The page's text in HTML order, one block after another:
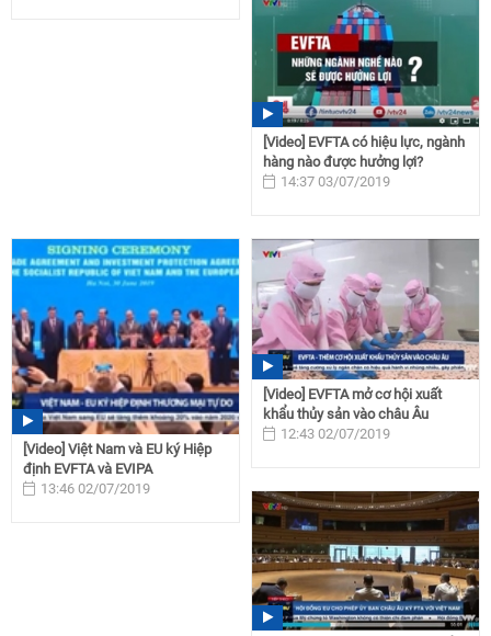
[Video] EVFTA có hiệu lực, ngành
hàng nào được hưởng lợi?
14:37 03/07/2019
[Video] Việt Nam và EU ký Hiệp
định EVFTA và EVIPA
13:46 02/07/2019
[Video] EVFTA mở cơ hội xuất
khẩu thủy sản vào châu Âu
12:43 02/07/2019